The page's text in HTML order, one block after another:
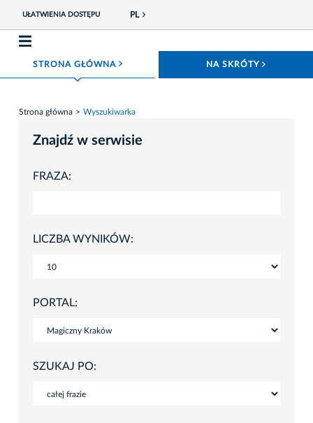
UŁATWIENIA DOSTĘPU PL
STRONA GŁÓWNA ROZWIŃ MENU NA SKRÓTY
Strona główna Wyszukiwarka
Znajdź w serwisie
FRAZA:
LICZBA WYNIKÓW:
PORTAL:
SZUKAJ PO: